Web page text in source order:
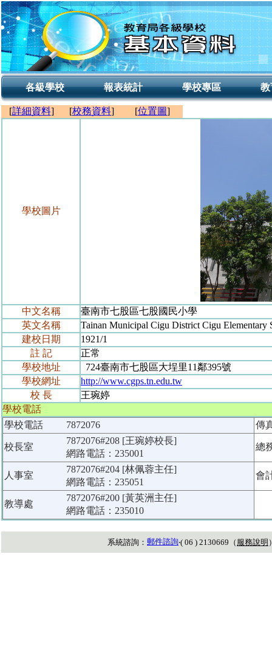
各級學校 報表統計 學校專區 教
[詳細資料] [校務資料] [位置圖]
學校圖片
中文名稱
臺南市七股區七股國民小學
英文名稱
Tainan Municipal Cigu District Cigu Elementary
建校日期
1921/1
註 記
正常
學校地址
724臺南市七股區大埕里11鄰395號
學校網址
http://www.cgps.tn.edu.tw
校 長
王琬婷
學校電話
學校電話
7872076 傳
校長室
7872076#208 [王琬婷校長]
網路電話：235001
總
人事室
7872076#204 [林佩蓉主任]
網路電話：235051
會
教導處
7872076#200 [黃英洲主任]
網路電話：235010
系統諮詢： 郵件諮詢‧( 06 ) 2130669（ 服務說明